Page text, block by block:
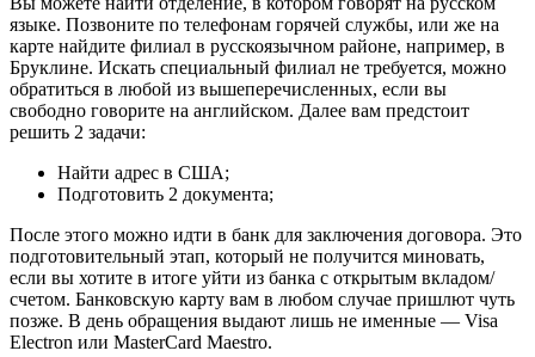
языке. Позвоните по телефонам горячей службы, или же на
карте найдите филиал в русскоязычном районе, например, в
Бруклине. Искать специальный филиал не требуется, можно
обратиться в любой из вышеперечисленных, если вы
свободно говорите на английском. Далее вам предстоит
решить 2 задачи:
Найти адрес в США;
Подготовить 2 документа;
После этого можно идти в банк для заключения договора. Это
подготовительный этап, который не получится миновать,
если вы хотите в итоге уйти из банка с открытым вкладом/
счетом. Банковскую карту вам в любом случае пришлют чуть
позже. В день обращения выдают лишь не именные — Visa
Electron или MasterCard Maestro.